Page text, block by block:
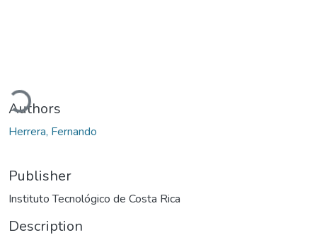
Authors
Herrera, Fernando
Publisher
Instituto Tecnológico de Costa Rica
Description